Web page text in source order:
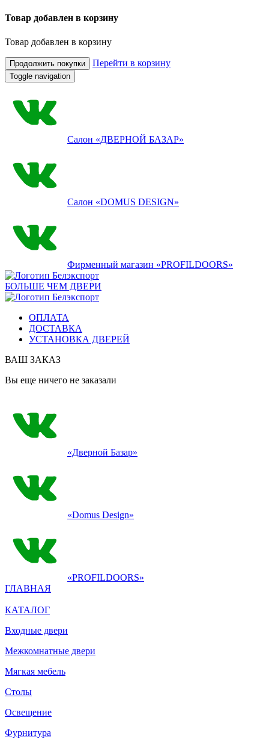
Товар добавлен в корзину
Товар добавлен в корзину
Продолжить покупки Перейти в корзину
Toggle navigation
Салон «ДВЕРНОЙ БАЗАР»
Салон «DOMUS DESIGN»
Фирменный магазин «PROFILDOORS»
БОЛЬШЕ ЧЕМ ДВЕРИ
ОПЛАТА
ДОСТАВКА
УСТАНОВКА ДВЕРЕЙ
ВАШ ЗАКАЗ
Вы еще ничего не заказали
«Дверной Базар»
«Domus Design»
«PROFILDOORS»
ГЛАВНАЯ
КАТАЛОГ
Входные двери
Межкомнатные двери
Мягкая мебель
Столы
Освещение
Фурнитура